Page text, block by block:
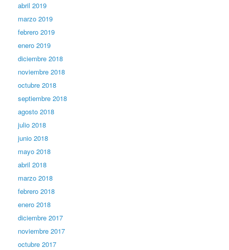
abril 2019
marzo 2019
febrero 2019
enero 2019
diciembre 2018
noviembre 2018
octubre 2018
septiembre 2018
agosto 2018
julio 2018
junio 2018
mayo 2018
abril 2018
marzo 2018
febrero 2018
enero 2018
diciembre 2017
noviembre 2017
octubre 2017